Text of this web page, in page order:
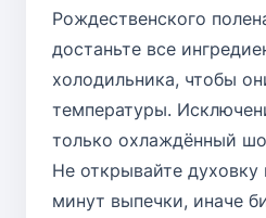
Рождественского
достаньте все
холодильника, чтобы
температуры.
только охлаждённый
Не открывайте духовку
минут выпечки, иначе